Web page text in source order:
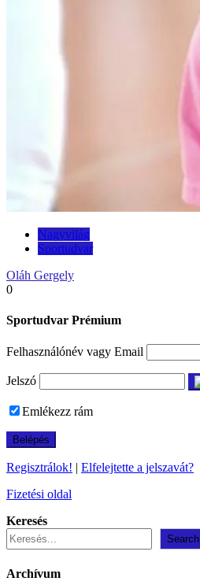
Nagyvilág
Sportudvar
Oláh Gergely
0
Sportudvar Prémium
Felhasználónév vagy Email
Jelszó
Emlékezz rám
Regisztrálok! | Elfelejtette a jelszavát?
Fizetési oldal
Keresés
Search
Archívum